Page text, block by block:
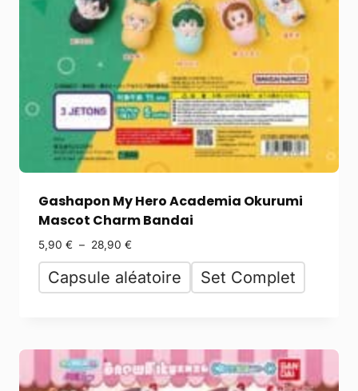
Gashapon My Hero Academia Okurumi
Mascot Charm Bandai
5,90 € – 28,90 €
Capsule aléatoire Set Complet